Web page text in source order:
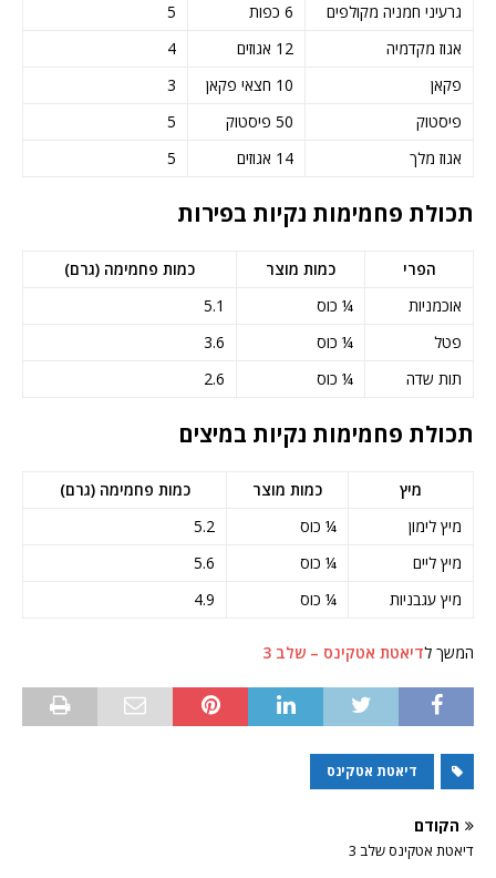
גרעיני חמניה מקולפים
6 כפות
5
אגוז מקדמיה
12 אגוזים
4
פקאן
10 חצאי פקאן
3
פיסטוק
50 פיסטוק
5
אגוז מלך
14 אגוזים 5
תכולת פחמימות נקיות בפירות
הפרי כמות מוצר
כמות פחמימה (גרם)
אוכמניות
¼ כוס
5.1
פטל
¼ כוס
3.6
תות שדה
¼ כוס 2.6
תכולת פחמימות נקיות במיצים
מיץ כמות מוצר
כמות פחמימה (גרם)
מיץ לימון
¼ כוס
5.2
מיץ ליים
¼ כוס
5.6
מיץ עגבניות
¼ כוס 4.9
המשך לדיאטת אטקינס – שלב 3
דיאטת אטקינס
הקודם
דיאטת אטקינס שלב 3